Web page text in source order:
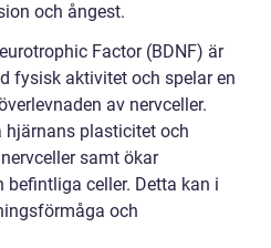
och ångest.
Factor (BDNF) är
fysisk aktivitet och spelar en
av nervceller.
hjärnans plasticitet och
samt ökar
celler. Detta kan i
och